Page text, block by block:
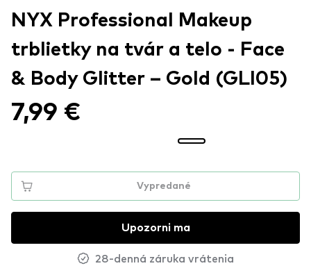
NYX Professional Makeup
trblietky na tvár a telo - Face
& Body Glitter – Gold (GLI05)
7,99 €
Vypredané
Upozorni ma
28-denná záruka vrátenia